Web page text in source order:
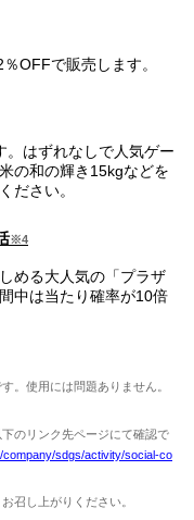
OFFで販売します。
。はずれなしで人気ゲー
の和の輝き15kgなどを
ださい。
※4
める大人気の「プラザ
中は当たり確率が10倍
。使用には問題ありません。
のリンク先ページにて確認で
sdgs/activity/social-co
召し上がりください。